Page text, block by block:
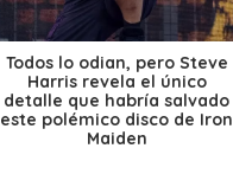
Todos lo odian, pero Steve
Harris revela el único
detalle que habría salvado
este polémico disco de Iron
Maiden